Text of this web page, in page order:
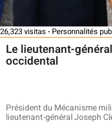
26,323 visitas Personnalités
Le lieutenant-
occidental
Président du Mécanisme
lieutenant-général Joseph